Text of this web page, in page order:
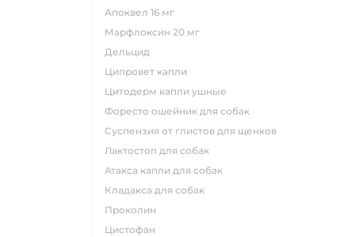
апоквел 16 мг
марфлоксин 20 мг
дельцид
ципровет капли
цитодерм капли ушные
форесто ошейник для собак
суспензия от глистов для щенков
лактостоп для собак
атакса капли для собак
кладакса для собак
проколин
цистофан